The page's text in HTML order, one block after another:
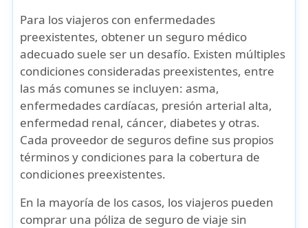
Para los viajeros con enfermedades
preexistentes, obtener un seguro médico
adecuado suele ser un desafío. Existen múltiples
condiciones consideradas preexistentes, entre
las más comunes se incluyen:asma,
enfermedades cardíacas, presión arterial alta,
enfermedad renal, cáncer, diabetesy otras.
Cada proveedor de seguros define sus propios
términos y condiciones para la cobertura de
condiciones preexistentes.
En la mayoría de los casos, los viajeros pueden
comprar una póliza de seguro de viaje sin